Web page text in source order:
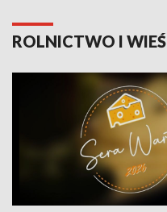
ROLNICTWO I WIEŚ